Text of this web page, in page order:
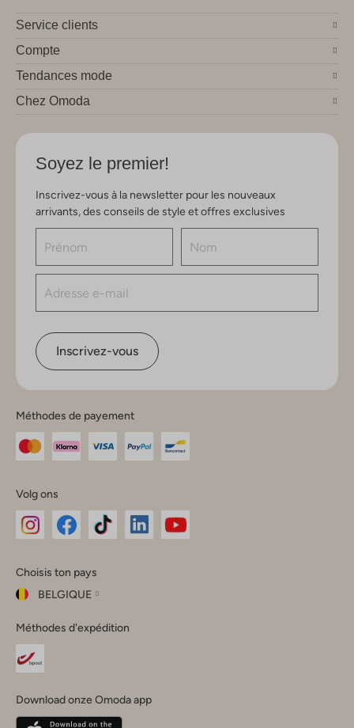
Service clients
Compte
Tendances mode
Chez Omoda
Soyez le premier!
Inscrivez-vous à la newsletter pour les nouveaux
arrivants, des conseils de style et offres exclusives
Inscrivez-vous
Méthodes de payement
Volg ons
Instagram
Facebook
TikTok
Choisis ton pays
BELGIQUE
ton
pays
Fermer
Belgique(Français)
Méthodes d'expédition
Download onze Omoda app